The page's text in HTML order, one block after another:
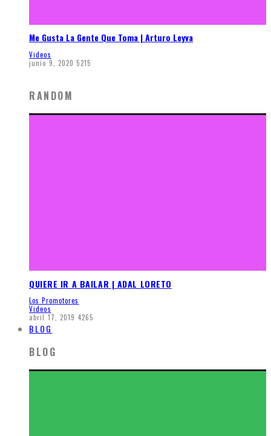
Me Gusta La Gente Que Toma | Arturo Leyva
Videos
junio 9, 2020 5215
RANDOM
QUIERE IR A BAILAR | ADAL LORETO
Los Promotores
Videos
abril 17, 2019 4265
BLOG
BLOG